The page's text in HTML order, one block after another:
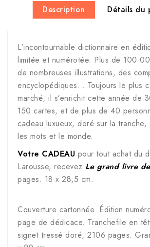
Description Détails du
L’incontournable dictionnaire en
limitée et numérotée. Plus de 100
de nombreuses illustrations, des
encyclopédiques… Toujours le plus
marché, il s’enrichit cette année de
150 cartes, et de plus de 40
cadeau luxueux, doré sur la
les mots et le monde.
Votre CADEAU pour tout achat du
Larousse, recevez Le grand livre
pages. 18 x 28,5 cm.
Couverture cartonnée. Édition
page de dédicace. Tranchefile en
signet tressé doré, 2106 pages.